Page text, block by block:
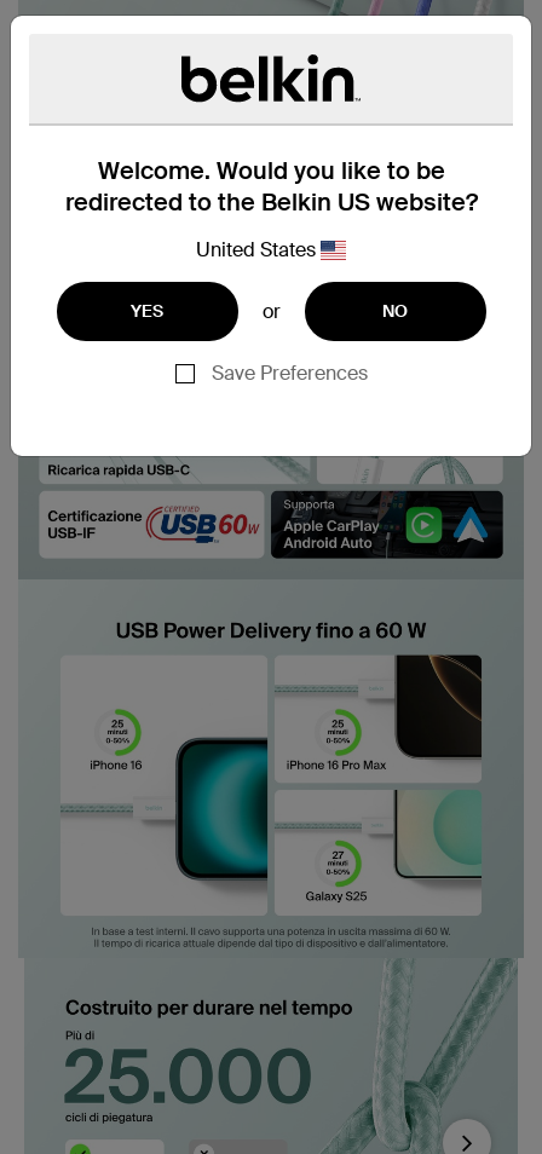
Welcome. Would you like to be
redirected to the Belkin US website?
United States
YES or NO
Save Preferences